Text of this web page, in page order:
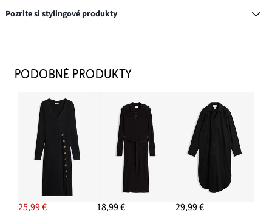
Pozrite si stylingové produkty
26,99 €
Bluzón denim
33,99 €
PRIDAŤ DO KOŠÍKA
Podväzkové pančuchy 20 den
PODOBNÉ PRODUKTY
25,99 € 18,99 € 29,99 €